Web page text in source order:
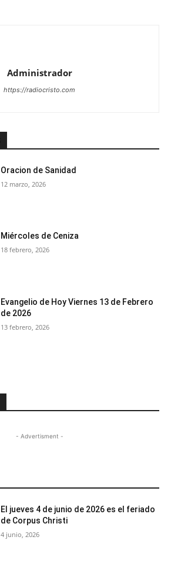
Administrador
https://radiocristo.com
Oracion de Sanidad
12 marzo, 2026
Miércoles de Ceniza
18 febrero, 2026
Evangelio de Hoy Viernes 13 de Febrero
de 2026
13 febrero, 2026
- Advertisment -
El jueves 4 de junio de 2026 es el feriado
de Corpus Christi
4 junio, 2026